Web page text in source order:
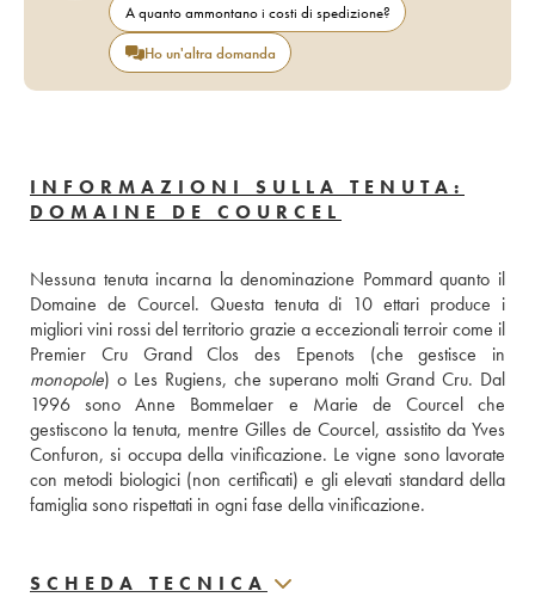
A quanto ammontano i costi di spedizione?
Ho un'altra domanda
INFORMAZIONI SULLA TENUTA:
DOMAINE DE COURCEL
Nessuna tenuta incarna la denominazione Pommard quanto il
Domaine de Courcel. Questa tenuta di 10 ettari produce i
migliori vini rossi del territorio grazie a eccezionali terroir come il
monopole) o Les Rugiens, che superano molti Grand Cru. Dal
1996 sono Anne Bommelaer e Marie de Courcel che
gestiscono la tenuta, mentre Gilles de Courcel, assistito da Yves
Confuron, si occupa della vinificazione. Le vigne sono lavorate
con metodi biologici (non certificati) e gli elevati standard della
famiglia sono rispettati in ogni fase della vinificazione.
SCHEDA TECNICA